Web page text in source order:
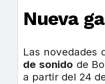
Nueva
Las novedades
de sonido de
a partir del 24